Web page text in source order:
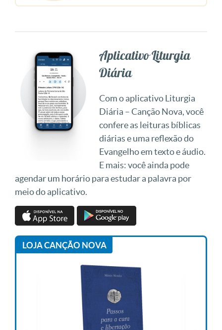
Aplicativo Liturgia
Diária
Com o aplicativo Liturgia
Diária – Canção Nova, você
confere as leituras bíblicas
diárias e uma reflexão do
Evangelho em texto e áudio.
E mais: você ainda pode
agendar um horário para estudar a palavra por
meio do aplicativo.
LOJA CANÇÃO NOVA